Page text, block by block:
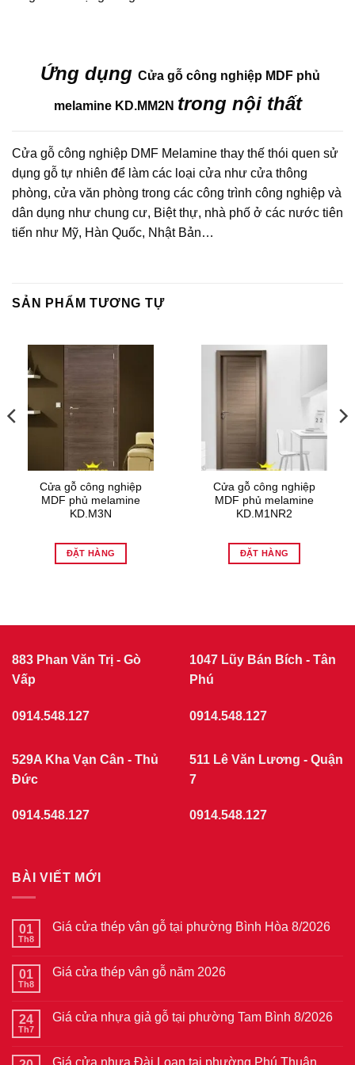
Ứng dụng Cửa gỗ công nghiệp MDF phủ
melamine KD.MM2N trong nội thất
Cửa gỗ công nghiệp DMF Melamine thay thế thói quen sử
dụng gỗ tự nhiên để làm các loại cửa như cửa thông
phòng, cửa văn phòng trong các công trình công nghiệp và
dân dụng như chung cư, Biệt thự, nhà phố ở các nước tiên
tiến như Mỹ, Hàn Quốc, Nhật Bản…
SẢN PHẨM TƯƠNG TỰ
Cửa gỗ công nghiệp
MDF phủ melamine
KD.M3N
ĐẶT HÀNG
Cửa gỗ công nghiệp
MDF phủ melamine
KD.M1NR2
ĐẶT HÀNG
883 Phan Văn Trị - Gò
Vấp
0914.548.127
1047 Lũy Bán Bích - Tân
Phú
0914.548.127
529A Kha Vạn Cân - Thủ
Đức
0914.548.127
511 Lê Văn Lương - Quận
7
0914.548.127
BÀI VIẾT MỚI
01
Th8
Giá cửa thép vân gỗ tại phường Bình Hòa 8/2026
luận
thép
vân
phường
01
Th8
Giá cửa thép vân gỗ năm 2026
luận
thép
24
Th7
Giá cửa nhựa giả gỗ tại phường Tam Bình 8/2026
Giá cửa nhựa Đài Loan tại phường Phú Thuận